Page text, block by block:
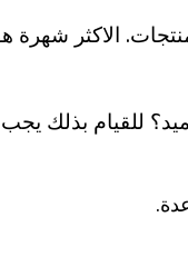
الاكثر شهرة
للقيام بذلك